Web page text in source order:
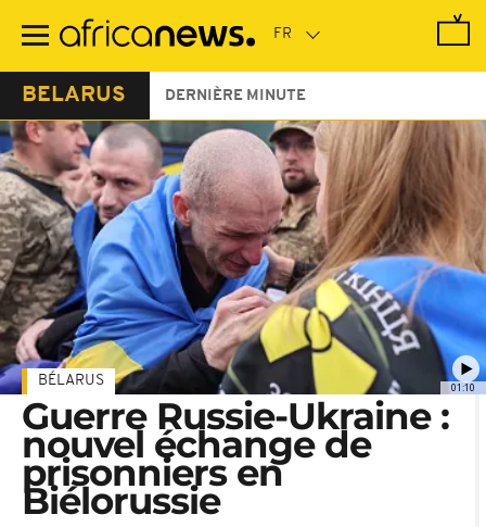
contenu
BELARUS DERNIÈRE MINUTE
01:10
BÉLARUS
Guerre Russie-Ukraine :
nouvel échange de
prisonniers en
Biélorussie